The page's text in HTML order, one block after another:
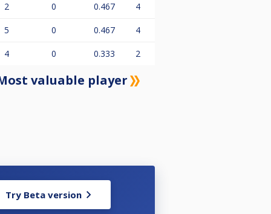
2 0 0.467 4
5 0 0.467 4
4 0 0.333 2
valuable player
Try Beta version